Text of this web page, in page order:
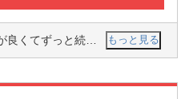
ィーもすぐにわたしは覚えました！ もっと見る